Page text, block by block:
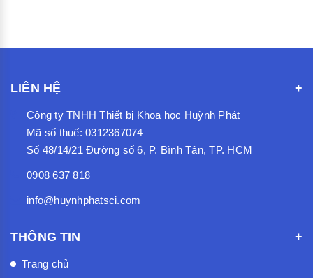
LIÊN HỆ
Công ty TNHH Thiết bị Khoa học Huỳnh Phát
Mã số thuế: 0312367074
Số 48/14/21 Đường số 6, P. Bình Tân, TP. HCM
0908 637 818
info@huynhphatsci.com
THÔNG TIN
Trang chủ